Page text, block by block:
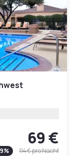
69 €
% 114 €pro Nacht